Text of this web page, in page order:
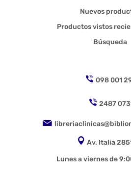
Nuevos
Productos vistos
Búsqueda
098 001
2487
Av. Italia
Lunes a viernes de